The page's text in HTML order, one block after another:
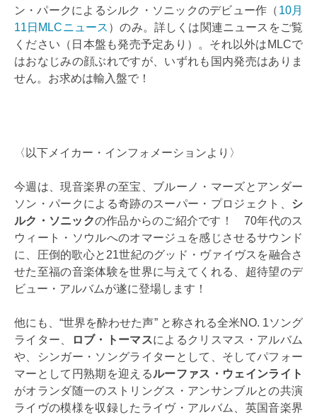
ン・パークによるシルク・ソニックのデビュー作（ 10月
11日MLCニュース ）のみ。詳しくは関連ニュースをご覧
ください（日本盤も発売予定あり）。それ以外はMLCで
はおなじみの顔ぶれですが、いずれも国内発売はありま
せん。お求めは輸入盤で！
〈以下メイカー・インフォメーションより〉
今週は、現音楽界の至宝、ブルーノ・マーズとアンダー
ソン・パークによる奇跡のスーパー・プロジェクト、 シ
ルク・ソニックの作品からのご紹介です！ 70年代のス
ウィート・ソウルへのオマージュを感じさせるサウンド
に、圧倒的歌心と21世紀のグッド・ヴァイヴスを融合さ
せた至福の音楽体験を世界に与えてくれる、超待望のデ
ビュー・アルバムが遂に登場します！
他にも、“世界を酔わせた声” と称される全米NO. 1ソング
ライター、
ロブ・トーマスによるクリスマス・アルバム
や、シンガー・ソングライターとして、そしてパフォー
マーとして円熟期を迎えるルーファス・ウェインライト
がオランダ随一のストリングス・アンサンブルとの共演
ライヴの模様を収録したライヴ・アルバム、英国音楽界